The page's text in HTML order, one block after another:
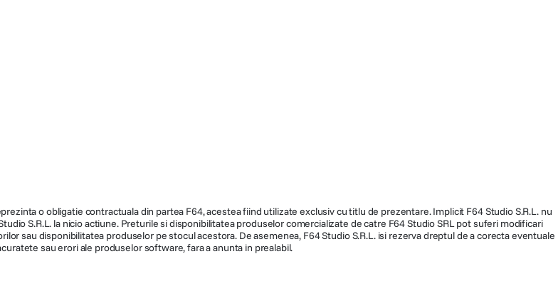
o obligatie contractuala din partea F64, acestea fiind utilizate exclusiv cu titlu de prezentare. Implicit F64 Studio S.R.L. nu
S.R.L. la nicio actiune. Preturile si disponibilitatea produselor comercializate de catre F64 Studio SRL pot suferi modificari
sau disponibilitatea produselor pe stocul acestora. De asemenea, F64 Studio S.R.L. isi rezerva dreptul de a corecta eventuale
sau erori ale produselor software, fara a anunta in prealabil.